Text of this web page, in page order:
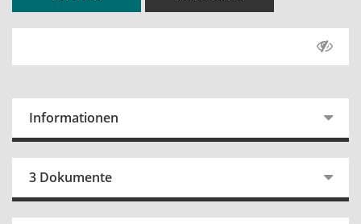
Informationen
3 Dokumente